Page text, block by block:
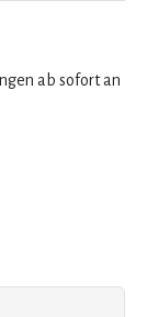
ab sofort an